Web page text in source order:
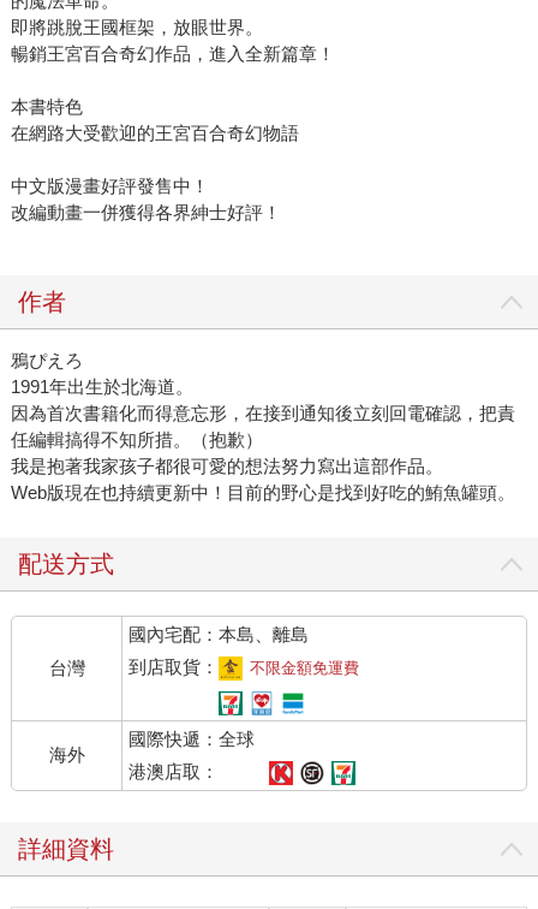
即將跳脫王國框架，放眼世界。
暢銷王宮百合奇幻作品，進入全新篇章！
本書特色
在網路大受歡迎的王宮百合奇幻物語
中文版漫畫好評發售中！
改編動畫一併獲得各界紳士好評！
作者
鴉ぴえろ
1991年出生於北海道。
因為首次書籍化而得意忘形，在接到通知後立刻回電確認，把責
任編輯搞得不知所措。（抱歉）
我是抱著我家孩子都很可愛的想法努力寫出這部作品。
Web版現在也持續更新中！目前的野心是找到好吃的鮪魚罐頭。
配送方式
台灣
國內宅配：本島、離島
到店取貨：
不限金額免運費
海外
國際快遞：全球
港澳店取：
詳細資料